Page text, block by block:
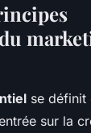
se définit
sur la